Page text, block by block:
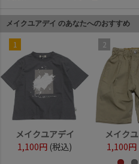
メイクユアデイ のあなたへのおすすめ
1
メイクユアデイ
1,100円 (税込)
2
メイク
1,100円